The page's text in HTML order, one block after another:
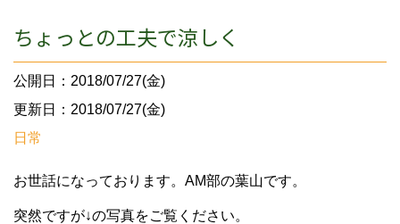
ちょっとの工夫で涼しく
公開日：2018/07/27(金)
更新日：2018/07/27(金)
日常
お世話になっております。AM部の葉山です。
突然ですが↓の写真をご覧ください。